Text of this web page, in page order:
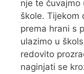
nje te čuvajmo
škole. Tijekom
prema hrani s
ulazimo u
redovito
naginjati se